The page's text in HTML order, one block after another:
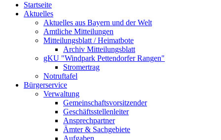
Startseite
Aktuelles
Aktuelles aus Bayern und der Welt
Amtliche Mitteilungen
Mitteilungsblatt / Heimatbote
Archiv Mitteilungsblatt
gKU "Windpark Pettendorfer Rangen"
Stromertrag
Notruftafel
Bürgerservice
Verwaltung
Gemeinschaftsvorsitzender
Geschäftsstellenleiter
Ansprechpartner
Ämter & Sachgebiete
Aufgaben